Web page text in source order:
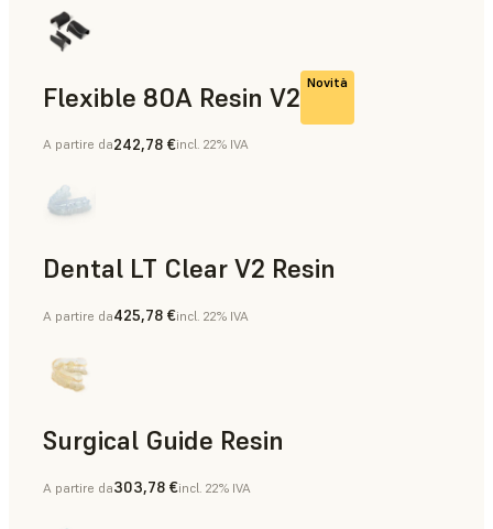
Flexible 80A Resin V2 Novità
A partire da242,78 €incl. 22% IVA
Dental LT Clear V2 Resin
Bite dentali e occlusali
A partire da425,78 €incl. 22% IVA
Surgical Guide Resin
Dime chirurgiche
A partire da303,78 €incl. 22% IVA